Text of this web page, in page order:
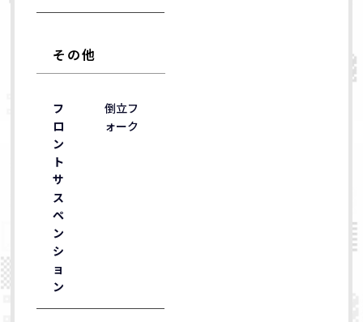
その他
フ
ロ
ン
ト
サ
ス
ペ
ン
シ
ョ
ン
倒立フ
ォーク